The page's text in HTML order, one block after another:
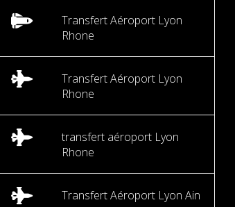
Transfert Aéroport Lyon
Rhone
Transfert Aéroport Lyon
Rhone
transfert aéroport Lyon
Rhone
Transfert Aéroport Lyon Ain